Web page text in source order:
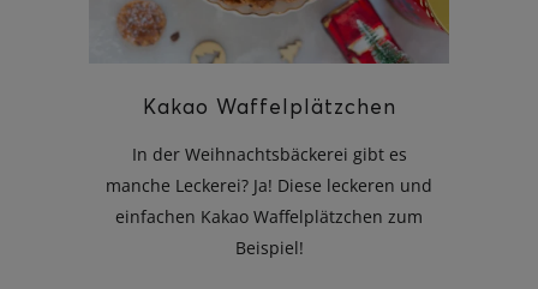
Kakao Waffelplätzchen
In der Weihnachtsbäckerei gibt es
manche Leckerei? Ja! Diese leckeren und
einfachen Kakao Waffelplätzchen zum
Beispiel!